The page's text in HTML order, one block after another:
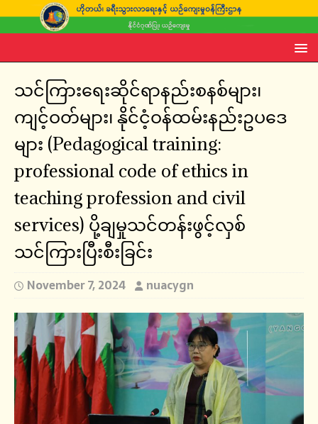
သင်ကြားရေးဆိုင်ရာနည်းစနစ်များ၊
ကျင့်ဝတ်များ၊ နိုင်ငံ့ဝန်ထမ်းနည်းဥပဒေ
များ (Pedagogical training:
professional code of ethics in
teaching profession and civil
services) ပို့ချမှုသင်တန်းဖွင့်လှစ်
သင်ကြားပြီးစီးခြင်း
November 7, 2024 nuacygn